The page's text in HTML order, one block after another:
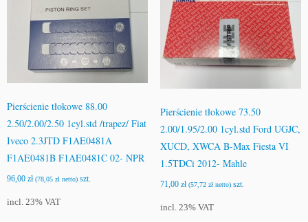
Pierścienie tłokowe 88.00
2.50/2.00/2.50 1cyl.std /trapez/ Fiat
Iveco 2.3JTD F1AE0481A
F1AE0481B F1AE0481C 02- NPR
96,00 zł (78,05 zł netto) szt.
incl. 23% VAT
Pierścienie tłokowe 73.50
2.00/1.95/2.00 1cyl.std Ford UGJC,
XUCD, XWCA B-Max Fiesta VI
1.5TDCi 2012- Mahle
71,00 zł (57,72 złnetto)szt.
incl. 23% VAT